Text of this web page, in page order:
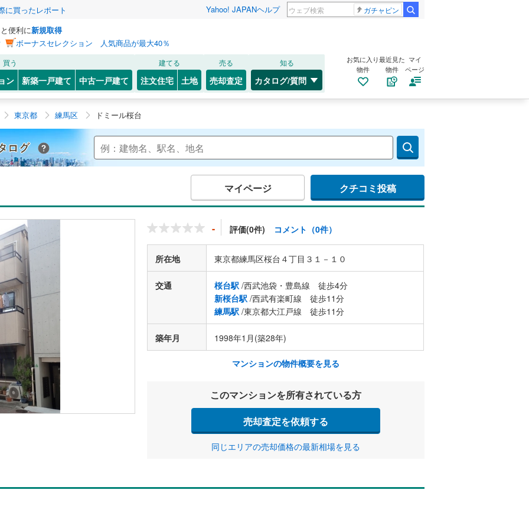
に買ったレポート Yahoo! JAPANヘルプ ガチャピン
便利に新規取得
ボーナスセレクション 人気商品が最大40％
買う
ン 新築一戸建て 中古一戸建て
建てる
注文住宅 土地
売る
売却査定
知る
カタログ/質問
お気に入り
物件
最近見た
物件
マイ
ページ
東京都 練馬区 ドミール桜台
Yahoo!不動産 マンションカタログ
マイページ クチコミ投稿
- 評価(0件) コメント（0件）
所在地 東京都練馬区桜台４丁目３１－１０
交通 桜台駅 /西武池袋・豊島線 徒歩4分
新桜台駅 /西武有楽町線 徒歩11分
練馬駅 /東京都大江戸線 徒歩11分
築年月 1998年1月(築28年)
マンションの物件概要を見る
このマンションを所有されている方
売却査定を依頼する
同じエリアの売却価格の最新相場を見る